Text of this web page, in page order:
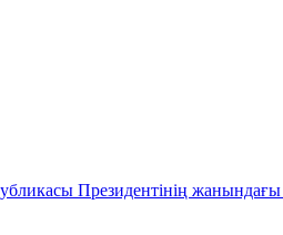
Президентінің